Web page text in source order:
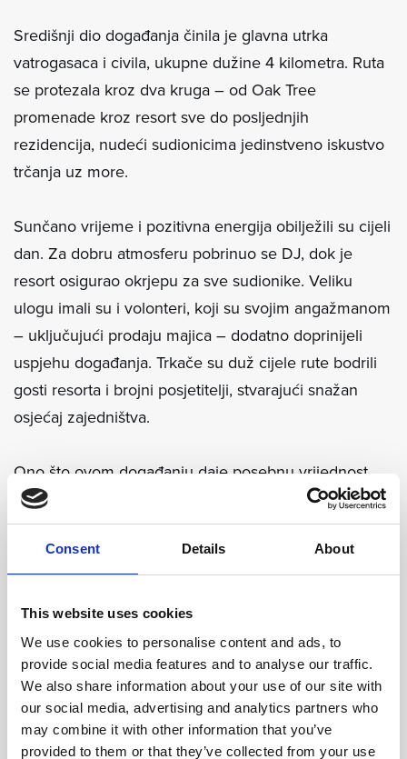
Consent Details About
This website uses cookies
We use cookies to personalise content and ads, to
provide social media features and to analyse our traffic.
We also share information about your use of our site with
our social media, advertising and analytics partners who
may combine it with other information that you’ve
provided to them or that they’ve collected from your use
Središnji dio događanja činila je glavna utrka
vatrogasaca i civila, ukupne dužine 4 kilometra. Ruta
se protezala kroz dva kruga – od Oak Tree
promenade kroz resort sve do posljednjih
rezidencija, nudeći sudionicima jedinstveno iskustvo
trčanja uz more.
Sunčano vrijeme i pozitivna energija obilježili su cijeli
dan. Za dobru atmosferu pobrinuo se DJ, dok je
resort osigurao okrjepu za sve sudionike. Veliku
ulogu imali su i volonteri, koji su svojim angažmanom
– uključujući prodaju majica – dodatno doprinijeli
uspjehu događanja. Trkače su duž cijele rute bodrili
gosti resorta i brojni posjetitelji, stvarajući snažan
osjećaj zajedništva.
Ono što ovom događanju daje posebnu vrijednost
jest njegov humanitarni karakter. Sva prikupljena
sredstva doniraju se udruzi “Tata je Tata”, koja kroz
svoj rad omogućuje stipendiranje učenika i studenata
slabijeg socioekonomskog statusa s područja
Dubrovačko-neretvanske županije.
Organizaciju utrke potpisuje Amatersko športsko
društvo Lopud, uz podršku brojnih partnera i lokalne
zajednice. Sudjelovanje u ovakvim inicijativama za
nas predstavlja važan dio održivog poslovanja – ne